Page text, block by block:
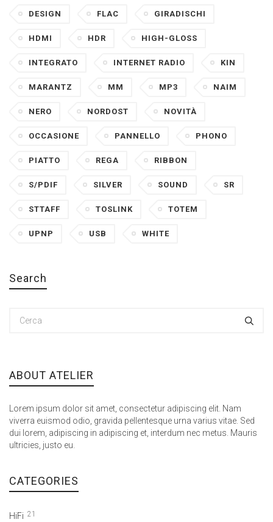
DESIGN FLAC GIRADISCHI
HDMI HDR HIGH-GLOSS
INTEGRATO INTERNET RADIO KIN
MARANTZ MM MP3 NAIM
NERO NORDOST NOVITÀ
OCCASIONE PANNELLO PHONO
PIATTO REGA RIBBON
S/PDIF SILVER SOUND SR
STTAFF TOSLINK TOTEM
UPNP USB WHITE
Search
ABOUT ATELIER
Lorem ipsum dolor sit amet, consectetur adipiscing elit. Nam
viverra euismod odio, gravida pellentesque urna varius vitae. Sed
dui lorem, adipiscing in adipiscing et, interdum nec metus. Mauris
ultricies, justo eu.
CATEGORIES
HiFi 21